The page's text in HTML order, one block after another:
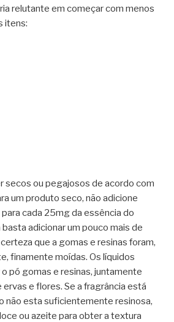
relutante em começar com menos
itens:
secos ou pegajosos de acordo com
um produto seco, não adicione
cada 25mg da essência do
adicionar um pouco mais de
que a gomas e resinas foram,
finamente moídas. Os líquidos
pó gomas e resinas, juntamente
e flores. Se a fragrância está
não esta suficientemente resinosa,
ou azeite para obter a textura